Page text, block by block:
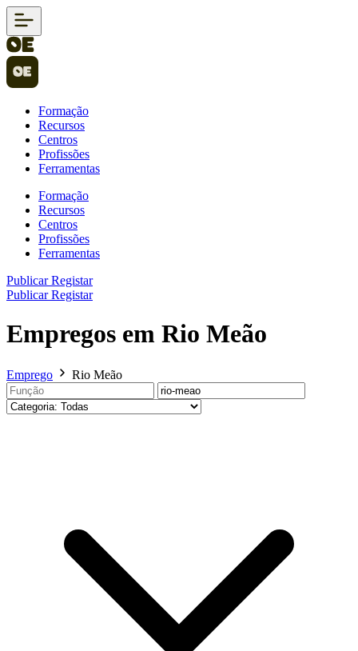
Formação
Recursos
Centros
Profissões
Ferramentas
Formação
Recursos
Centros
Profissões
Ferramentas
PublicarRegistar
PublicarRegistar
Empregos em Rio Meão
Emprego Rio Meão